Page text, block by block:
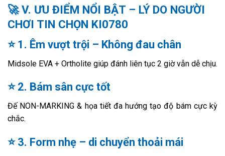
🚀V. ƯU ĐIỂM NỔI BẬT – LÝ DO NGƯỜI
CHƠI TIN CHỌN KI0780
⭐ 1. Êm vượt trội – Không đau chân
Midsole EVA + Ortholite giúp đánh liên tục 2 giờ vẫn dễ chịu.
⭐ 2. Bám sân cực tốt
Đế NON-MARKING & họa tiết đa hướng tạo độ bám cực kỳ
chắc.
⭐ 3. Form nhẹ – di chuyển thoải mái